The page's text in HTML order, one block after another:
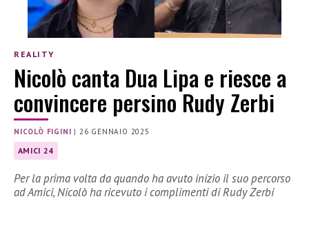
REALITY
Nicolò canta Dua Lipa e riesce a
convincere persino Rudy Zerbi
NICOLÒ FIGINI | 26 GENNAIO 2025
AMICI 24
Per la prima volta da quando ha avuto inizio il suo percorso
ad Amici, Nicolò ha ricevuto i complimenti di Rudy Zerbi